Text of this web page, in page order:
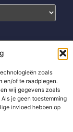
zoals
en/of te raadplegen.
wij gegevens zoals
je geen toestemming
invloed hebben op
Partners
SEO-resultaten
succesvol aan